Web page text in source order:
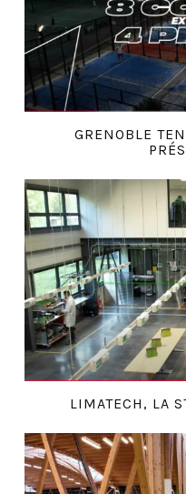
GRENOBLE
LIMATECH, LA